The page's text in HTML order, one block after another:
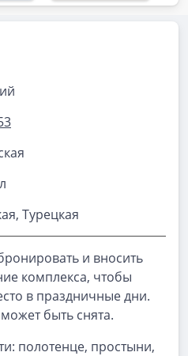
Турецкая
и вносить
комплекса, чтобы
в праздничные дни.
быть снята.
полотенце, простыни,